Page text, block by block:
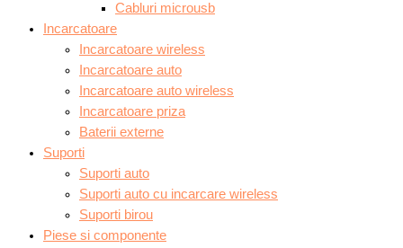
Cabluri microusb
Incarcatoare
Incarcatoare wireless
Incarcatoare auto
Incarcatoare auto wireless
Incarcatoare priza
Baterii externe
Suporti
Suporti auto
Suporti auto cu incarcare wireless
Suporti birou
Piese si componente